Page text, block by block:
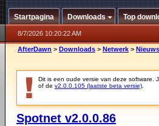
Startpagina Downloads Top
8/7/2026 10:20:22 AM
AfterDawn > Downloads > Netwerk >
Dit is een oude versie van deze software.
of de v2.0.0.105 (laatste beta versie)
Spotnet v2.0.0.86